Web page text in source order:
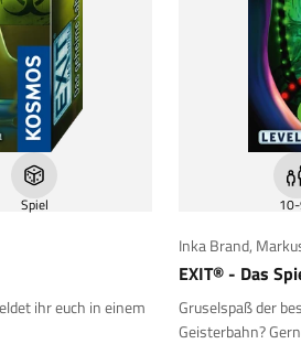
Spiel
ihr euch in einem
Inka Brand,
EXIT® - Das
Gruselspaß der
Geisterbahn?